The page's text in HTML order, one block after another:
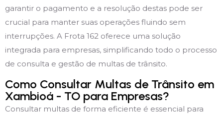
garantir o pagamento e a resolução destas pode ser
crucial para manter suas operações fluindo sem
interrupções. A Frota 162 oferece uma solução
integrada para empresas, simplificando todo o processo
de consulta e gestão de multas de trânsito.
Como Consultar Multas de Trânsito em
Xambioá - TO para Empresas?
Consultar multas de forma eficiente é essencial para